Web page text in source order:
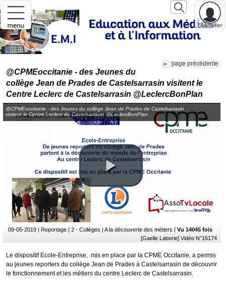
S'identifier
page précédente
@CPMEoccitanie - des Jeunes du
collège Jean de Prades de Castelsarrasin visitent le
Centre Leclerc de Castelsarrasin @LeclercBonPlan
@CPMEoccitanie - des Jeunes du collège Jean de Prades de Castelsarrasin
visitent le Centre Leclerc de Castelsarrasin @LeclercBonPlan
09-05-2019 | Reportage | 2 - Collèges | A la découverte des métiers | Vu 14045 fois
[Gaelle Laborie] Vidéo N°16174
Le dispositif Ecole-Entreprise, mis en place par la CPME Occitanie, a permis
au jeunes reporters du collège Jean de Prades à Castelsarrasin de découvrir
le fonctionnement et les métiers du centre Leclerc de Castelsarrasin.